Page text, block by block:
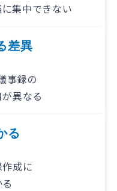
集中できない
差異
事録の
異なる
る
成に